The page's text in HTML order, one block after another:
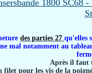
des parties 27 qu'elles
mal notamment au
Après il faut
pour les vis de la